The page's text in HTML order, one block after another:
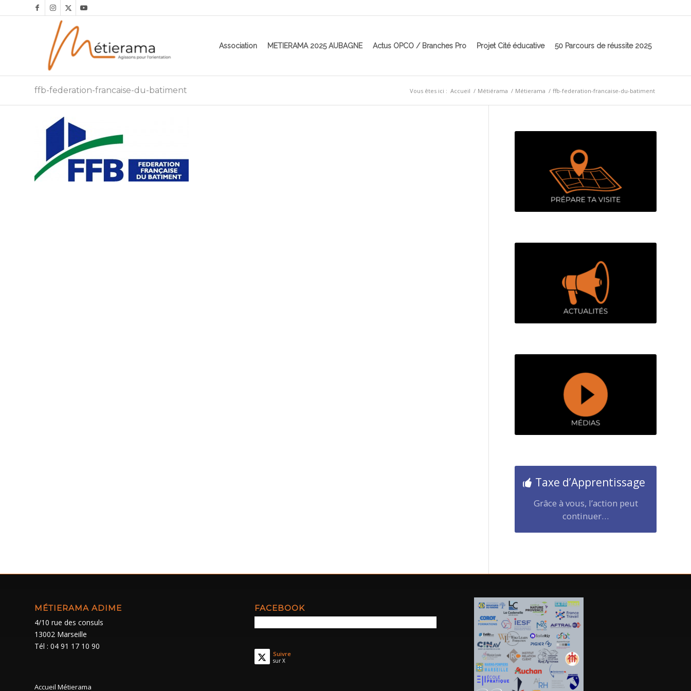
Association METIERAMA 2025 AUBAGNE Actus OPCO / Branches Pro Projet Cité éducative 50 Parcours de réussite 2025
ffb-federation-francaise-du-batiment Vous êtes ici : Accueil / Métiérama / Métierama / ffb-federation-francaise-du-batiment
Taxe d’Apprentissage
Grâce à vous, l’action peut
continuer…
MÉTIERAMA ADIME
4/10 rue des consuls
13002 Marseille
Tél : 04 91 17 10 90
Accueil Métierama
FACEBOOK
Suivre
sur X